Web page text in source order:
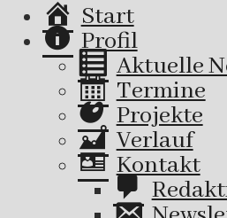
Start
Profil
Aktuelle
Termine
Projekte
Verlauf
Kontakt